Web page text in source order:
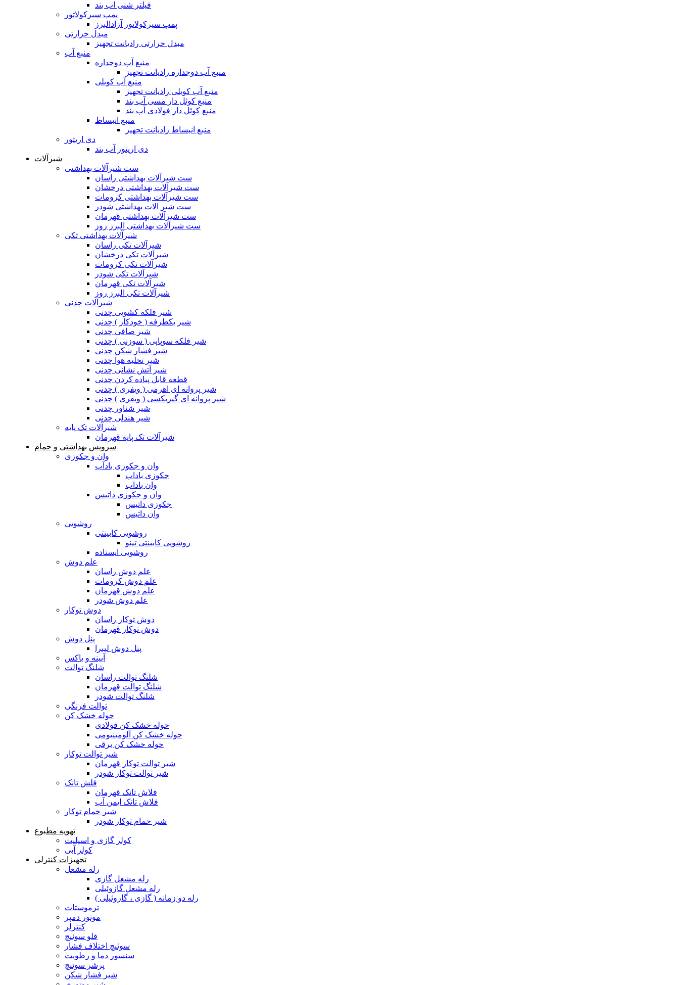
فیلتر شنی اب بند
پمپ سیرکولاتور
پمپ سیرکولاتور آزادالبرز
مبدل حرارتی
مبدل حرارتی رادیانت تجهیز
منبع آب
منبع آب دوجداره
منبع آب دوجداره رادیانت تجهیز
منبع آب کویلی
منبع آب کویلی رادیانت تجهیز
منبع کوئل دار مسی آب بند
منبع کوئل دار فولادی آب بند
منبع انبساط
منبع انبساط رادیانت تجهیز
دی اریتور
دی اریتور آب بند
شیرآلات
ست شیرآلات بهداشتی
ست شیرآلات بهداشتی راسان
ست شیرآلات بهداشتی درخشان
ست شیرآلات بهداشتی کرومات
ست شیر الات بهداشتی شودر
ست شیرآلات بهداشتی قهرمان
ست شیرآلات بهداشتی البرز روز
شیرآلات بهداشتی تکی
شیرآلات تکی راسان
شیرآلات تکی درخشان
شیرآلات تکی کرومات
شیرآلات تکی شودر
شیرآلات تکی قهرمان
شیرآلات تکی البرز روز
شیرآلات چدنی
شیر فلکه کشویی چدنی
شیر یکطرفه ( خودکار ) چدنی
شیر صافی چدنی
شیر فلکه سوپاپی ( سوزنی ) چدنی
شیر فشار شکن چدنی
شیر تخلیه هوا چدنی
شیر آتش نشانی چدنی
قطعه قابل پیاده کردن چدنی
شیر پروانه ای اهرمی ( ویفری ) چدنی
شیر پروانه ای گیربکسی ( ویفری ) چدنی
شیر شناور چدنی
شیر هندلی چدنی
شیرآلات تک پایه
شیرآلات تک پایه قهرمان
سرویس بهداشتی و حمام
وان و جکوزی
وان و جکوزی بادآب
جکوزی باداب
وان باداب
وان و جکوزی داتیس
جکوزی داتیس
وان داتیس
روشویی
روشویی کابینتی
روشویی کابینتی تینو
روشویی‌ ایستاده
علم دوش
علم دوش راسان
علم دوش کرومات
علم دوش قهرمان
علم دوش شودر
دوش توکار
دوش توکار راسان
دوش توکار قهرمان
پنل دوش
پنل دوش لیبرا
آیینه و باکس
شلنگ توالت
شلنگ توالت راسان
شلنگ توالت قهرمان
شلنگ توالت شودر
توالت فرنگی
حوله خشک کن
حوله خشک کن فولادی
حوله خشک کن آلومینیومی
حوله خشک کن برقی
شیر توالت توکار
شیر توالت توکار قهرمان
شیر توالت توکار شودر
فلش تانک
فلاش تانک قهرمان
فلاش تانک ایمن آب
شیر حمام توکار
شیر حمام توکار شودر
تهویه مطبوع
کولر گازی و اسپلیت
کولر آبی
تجهیزات کنترلی
رله مشعل
رله مشعل گازی
رله مشعل گازوئیلی
رله دو زمانه ( گازی ، گازوئیلی )
ترموستات
موتور دمپر
کنترلر
فلو سوئیچ
سوئیچ اختلاف فشار
سنسور دما و رطوبت
پرشر سوئیچ
شیر فشار شکن